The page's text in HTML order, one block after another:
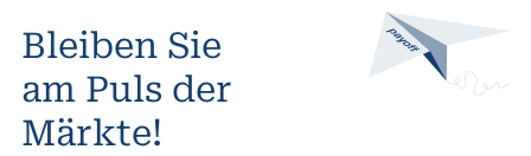
Bleiben Sie
am Puls der
Märkte!